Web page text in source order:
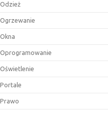
Odzież
Ogrzewanie
Okna
Oprogramowanie
Oświetlenie
Portale
Prawo